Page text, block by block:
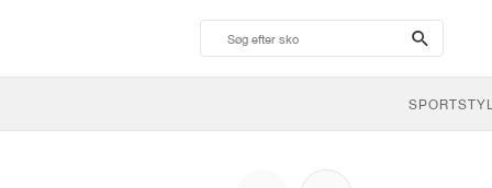
search-
btn